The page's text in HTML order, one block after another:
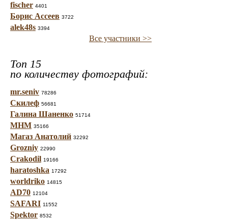
fischer 4401
Борис Ассеев 3722
alek48s 3394
Все участники >>
Топ 15
по количеству фотографий:
mr.seniv 78286
Скилеф 56681
Галина Шаненко 51714
МНМ 35166
Магаз Анатолий 32292
Grozniy 22990
Crakodil 19166
haratoshka 17292
worldriko 14815
AD70 12104
SAFARI 11552
Spektor 8532